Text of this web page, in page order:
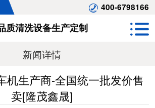
400-6798166
质清洗设备生产定制
新闻详情
机生产商-全国统一批发价售
卖[隆茂鑫晟]